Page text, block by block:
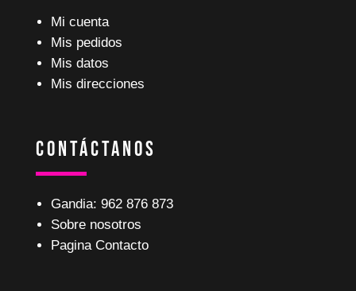
Mi cuenta
Mis pedidos
Mis datos
Mis direcciones
Contáctanos
Gandia: 962 876 873
Sobre nosotros
Pagina Contacto